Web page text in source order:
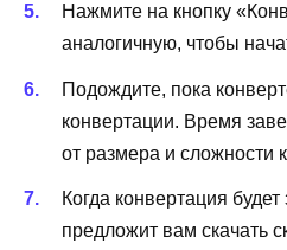
Нажмите на кнопку
аналогичную, чтобы
Подождите, пока
конвертации. Время
от размера и сложности
Когда конвертация
предложит вам скачать